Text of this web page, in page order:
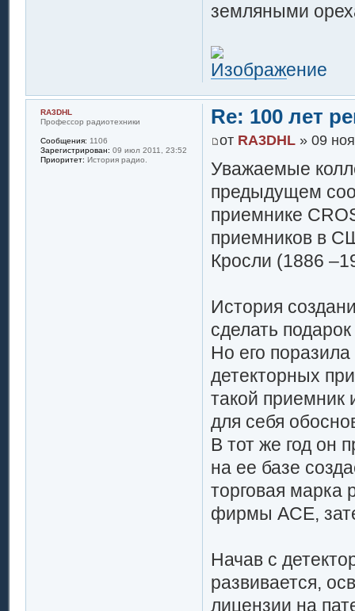
земляными
Re: 100 лет
от RA3DHL» 09
Уважаемые
предыдущем
приемнике
приемников в
Кросли (1886
История
сделать
Но его
детекторных
такой приемник
для себя
В тот же год он
на ее базе
торговая марка
фирмы ACE,
Начав с
развивается,
лицензии на
RA3DHL
Профессор радиотехники
Сообщения: 1106
Зарегистрирован: 09 июл 2011, 23:52
Приоритет: История радио.